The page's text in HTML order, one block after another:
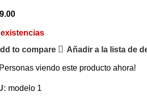
to compare
Añadir a la lista de
viendo este producto ahora!
modelo 1